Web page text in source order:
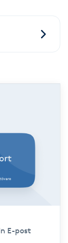
E-post